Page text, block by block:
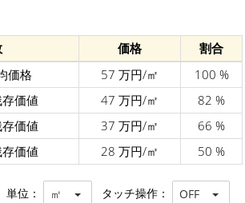
価格
割合
価格
57 万円/㎡
100 %
価値
47 万円/㎡
82 %
価値
37 万円/㎡
66 %
価値
28 万円/㎡ 50 %
単位： ㎡ タッチ操作： OFF